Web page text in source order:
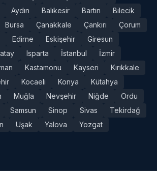
Aydın Balıkesir Bartın
Bilecik
Bursa Çanakkale Çankırı
Çorum
Edirne Eskişehir
Giresun
Isparta İstanbul
İzmir
Kastamonu Kayseri
Kırıkkale
Kocaeli Konya
Kütahya
Muğla Nevşehir Niğde
Ordu
Samsun Sinop Sivas
Tekirdağ
Uşak Yalova
Yozgat